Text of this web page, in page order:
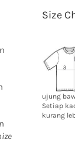
Size
ujung
Setiap
kurang